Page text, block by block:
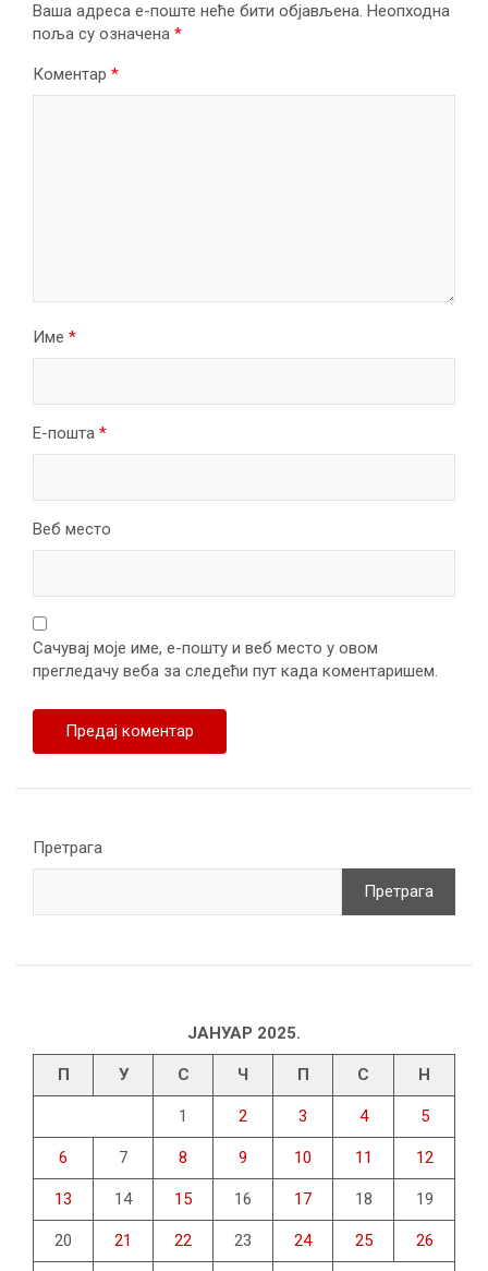
Ваша адреса е-поште неће бити објављена. Неопходна
поља су означена *
Коментар *
Име *
Е-пошта *
Веб место
Сачувај моје име, е-пошту и веб место у овом
прегледачу веба за следећи пут када коментаришем.
Претрага
Претрага
ЈАНУАР 2025.
П У С Ч П С Н
1 2 3 4 5
6 7 8 9 10 11 12
13 14 15 16 17 18 19
20 21 22 23 24 25 26